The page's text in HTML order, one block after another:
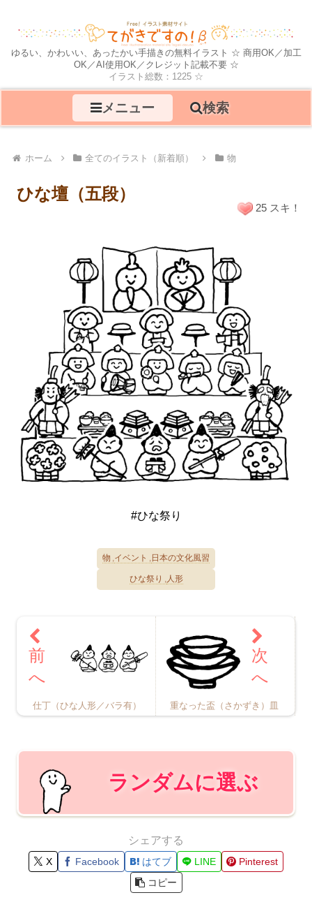
ゆるい、かわいい、あったかい手描きの無料イラスト ☆ 商用OK／加工
OK／AI使用OK／クレジット記載不要 ☆
イラスト総数：1225 ☆
メニュー 検索
ホーム 全てのイラスト（新着順） 物
ひな壇（五段）
#ひな祭り
物 イベント 日本の文化風習
ひな祭り 人形
25 スキ！
仕丁（ひな人形／バラ有） 重なった盃（さかずき）皿
ランダムに選ぶ
シェアする
X Facebook はてブ LINE
Pinterest
コピー